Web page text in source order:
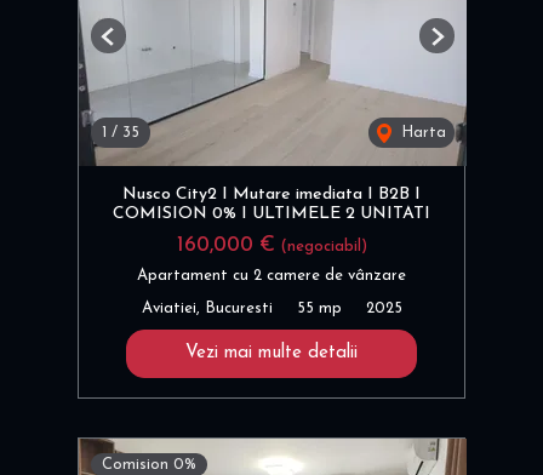
/ 35 Harta
Previous Next
Nusco City2 I Mutare imediata I B2B I
COMISION 0% I ULTIMELE 2 UNITATI
160,000 € (negociabil)
Apartament cu 2 camere de vânzare
Aviatiei, Bucuresti 55 mp 2025
Vezi mai multe detalii
Comision 0%